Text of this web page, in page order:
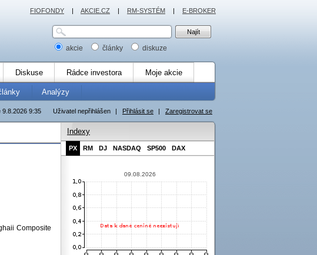
akcie články diskuze
Diskuse Rádce investora Moje akcie
Analýzy
Uživatel nepřihlášen | Přihlásit se | Zaregistrovat se
9.8.2026 9:35
Composite
Indexy
PX RM DJ NASDAQ SP500 DAX
09.08.2026
FIOFONDY | AKCIE.CZ | RM-SYSTÉM | E-BROKER